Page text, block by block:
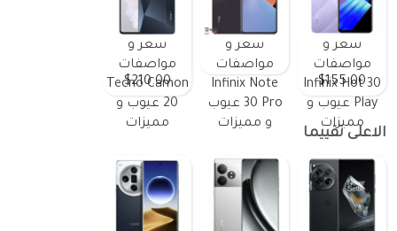
سعر و
مواصفات
Infinix Hot 30
Play عيوب و
مميزات
$155.00
سعر و
مواصفات
Infinix Note
30 Pro عيوب
و مميزات
سعر و
مواصفات
Tecno Camon
20 عيوب و
مميزات
$210.00
الاعلى تقييما